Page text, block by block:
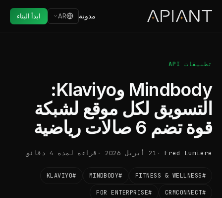
مدونة AR ابدأ البناء
تطبيقات API
Mindbody وKlaviyo:
التسويق لكل موقع لشبكة
قوة تضم 6 صالات رياضية
Fred Lumiere 21 أبريل 2026 قراءة لمدة 4 دقائق
#FITNESS & WELLNESS
#MINDBODY
#KLAVIYO
#CRMCONNECT
#FOR ENTERPRISE